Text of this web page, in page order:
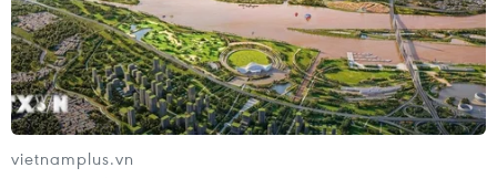
vietnamplus.vn